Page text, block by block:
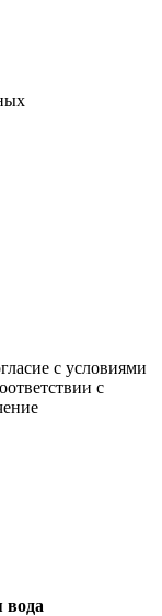
c условиями
с